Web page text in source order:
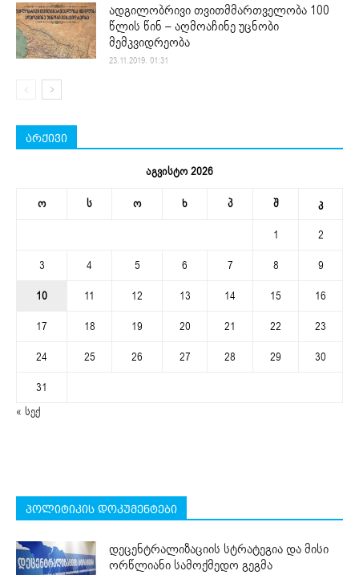
ადგილობრივი თვითმმართველობა 100
წლის წინ – აღმოაჩინე უცნობი
მემკვიდრეობა
23.11.2019. 01:31
არქივი
აგვისტო 2026
ო ს ო ხ პ შ კ
1
2
3
4 5 6 7 8
9
10
11 12 13 14 15
16
17
18 19 20 21 22
23
24
25 26 27 28 29
30
31
« სექ
პოლიტიკის დოკუმენტები
დეცენტრალიზაციის სტრატეგია და მისი
ორწლიანი სამოქმედო გეგმა